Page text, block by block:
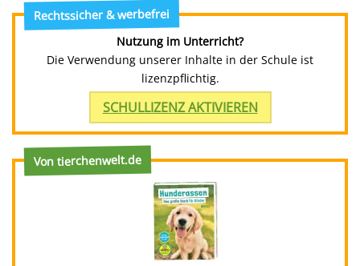
Rechtssicher & werbefrei
Nutzung im Unterricht?
Die Verwendung unserer Inhalte in der Schule ist
lizenzpflichtig.
SCHULLIZENZ AKTIVIEREN
Von tierchenwelt.de